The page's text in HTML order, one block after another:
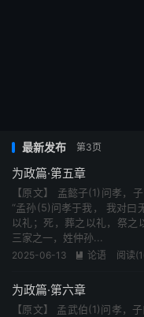
最新发布 第3页
为政篇·第五章
【原文】 孟懿子(1)问孝，
“孟孙(5)问孝于我， 我对曰
以礼；死，葬之以礼，祭之
三家之一，姓仲孙...
2025-06-13  论语 阅读
为政篇·第六章
【原文】 孟武伯(1)问孝，